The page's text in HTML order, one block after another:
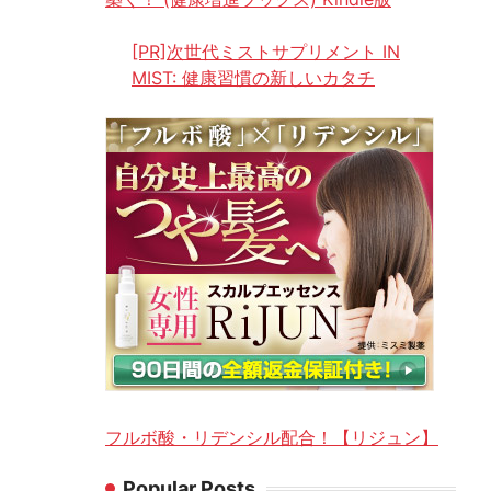
[PR]次世代ミストサプリメント IN
MIST: 健康習慣の新しいカタチ
フルボ酸・リデンシル配合！【リジュン】